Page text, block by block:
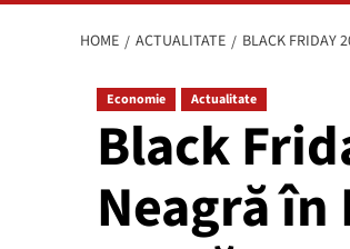
HOME ACTUALITATE BLACK FRIDAY
Economie Actualitate
Black
Neagră în